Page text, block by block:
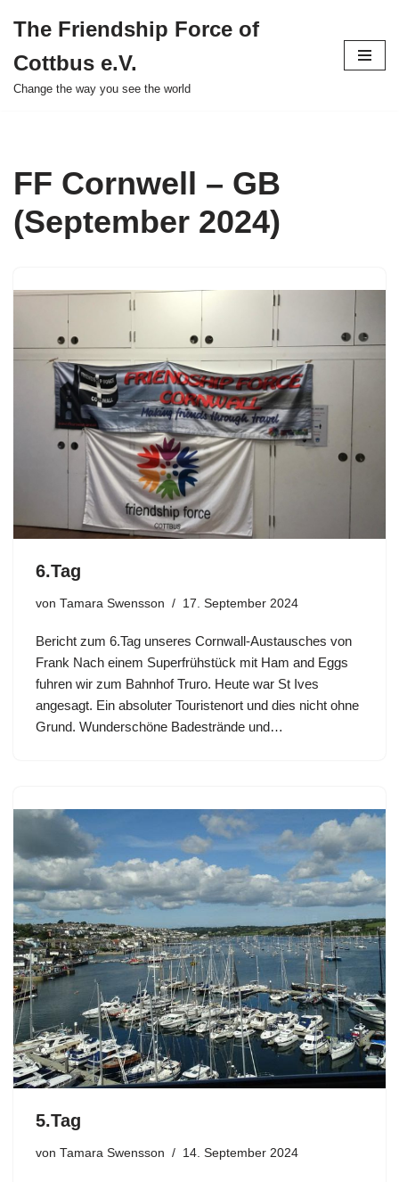
Inhalt
springen
The Friendship Force of
Cottbus e.V.
Change the way you see the world
FF Cornwell – GB
(September 2024)
6.Tag
von Tamara Swensson 17. September 2024
Bericht zum 6.Tag unseres Cornwall-Austausches von
Frank Nach einem Superfrühstück mit Ham and Eggs
fuhren wir zum Bahnhof Truro. Heute war St Ives
angesagt. Ein absoluter Touristenort und dies nicht ohne
Grund. Wunderschöne Badestrände und…
5.Tag
von Tamara Swensson 14. September 2024